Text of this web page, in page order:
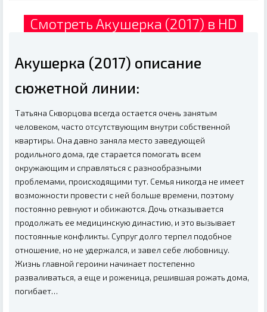
Смотреть Акушерка (2017) в HD
Акушерка (2017) описание
сюжетной линии:
Татьяна Скворцова всегда остается очень занятым
человеком, часто отсутствующим внутри собственной
квартиры. Она давно заняла место заведующей
родильного дома, где старается помогать всем
окружающим и справляться с разнообразными
проблемами, происходящими тут. Семья никогда не имеет
возможности провести с ней больше времени, поэтому
постоянно ревнуют и обижаются. Дочь отказывается
продолжать ее медицинскую династию, и это вызывает
постоянные конфликты. Супруг долго терпел подобное
отношение, но не удержался, и завел себе любовницу.
Жизнь главной героини начинает постепенно
разваливаться, а еще и роженица, решившая рожать дома,
погибает…